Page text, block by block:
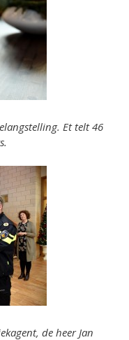
Et telt 46
de heer Jan